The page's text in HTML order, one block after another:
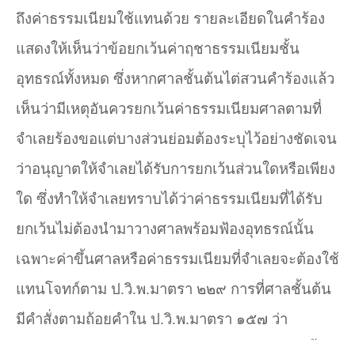
ถึงค่าธรรมเนียมใช้แทนด้วย รายละเอียดในคำร้อง
แสดงให้เห็นว่าข้อยกเว้นค่าฤชาธรรมเนียมชั้น
อุทธรณ์ทั้งหมด ซึ่งหากศาลชั้นต้นไต่สวนคำร้องแล้ว
เห็นว่ามีเหตุอันควรยกเว้นค่าธรรมเนียมศาลตามที่
จำเลยร้องขอแต่บางส่วนย่อมต้องระบุไว้อย่างชัดเจน
ว่าอนุญาตให้จำเลยได้รับการยกเว้นส่วนใดหรือเพียง
ใด ซึ่งทำให้จำเลยทราบได้ว่าค่าธรรมเนียมที่ได้รับ
ยกเว้นไม่ต้องนำมาวางศาลพร้อมฟ้องอุทธรณ์นั้น
เฉพาะค่าขึ้นศาลหรือค่าธรรมเนียมที่จำเลยจะต้องใช้
แทนโจทก์ตาม ป.วิ.พ.มาตรา ๒๒๙ การที่ศาลชั้นต้น
มีคำสั่งตามถ้อยคำใน ป.วิ.พ.มาตรา ๑๕๗ ว่า